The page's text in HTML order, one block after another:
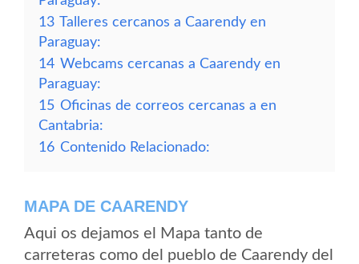
13 Talleres cercanos a Caarendy en
Paraguay:
14 Webcams cercanas a Caarendy en
Paraguay:
15 Oficinas de correos cercanas a en
Cantabria:
16 Contenido Relacionado:
MAPA DE CAARENDY
Aqui os dejamos el Mapa tanto de
carreteras como del pueblo de Caarendy del